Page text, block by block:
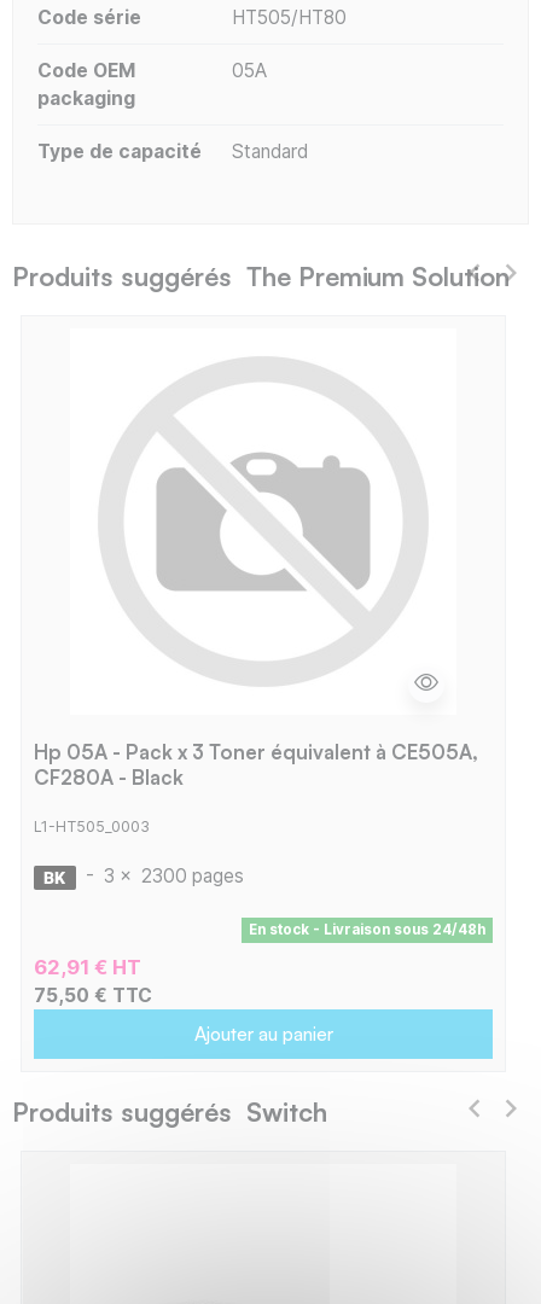
Code série HT505/HT80
Code OEM
packaging
05A
Type de capacité Standard
Produits suggérés The Premium Solution
Hp 05A - Pack x 3 Toner équivalent à CE505A,
CF280A - Black
L1-HT505_0003
- 3 x 2300 pages
En stock - Livraison sous 24/48h
62,91 € HT
75,50 € TTC
Ajouter au panier
Produits suggérés Switch